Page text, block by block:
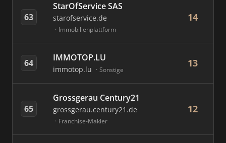
63
StarOfService SAS
starofservice.de
Immobilienplattform
14
64 IMMOTOP.LU
immotop.lu Sonstige
13
65
Grossgerau Century21
grossgerau.century21.de
Franchise-Makler
12